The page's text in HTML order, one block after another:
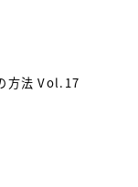
方法 Vol.17